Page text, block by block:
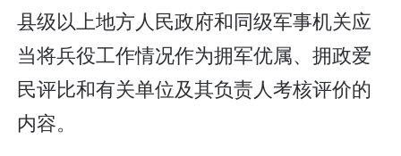
县级以上地方人民政府和同级军事机关应
当将兵役工作情况作为拥军优属、拥政爱
民评比和有关单位及其负责人考核评价的
内容。